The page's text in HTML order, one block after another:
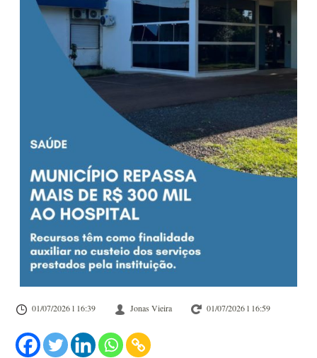
01/07/2026 l 16:39 Jonas Vieira 01/07/2026 l 16:59